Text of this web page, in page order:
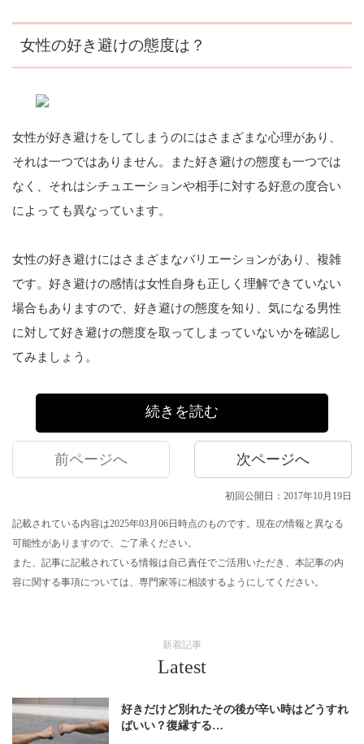
女性の好き避けの態度は？
女性が好き避けをしてしまうのにはさまざまな心理があり、
それは一つではありません。また好き避けの態度も一つでは
なく、それはシチュエーションや相手に対する好意の度合い
によっても異なっています。
女性の好き避けにはさまざまなバリエーションがあり、複雑
です。好き避けの感情は女性自身も正しく理解できていない
場合もありますので、好き避けの態度を知り、気になる男性
に対して好き避けの態度を取ってしまっていないかを確認し
てみましょう。
続きを読む
前ページへ 次ページへ
初回公開日：2017年10月19日
記載されている内容は2025年03月06日時点のものです。現在の情報と異なる
可能性がありますので、ご了承ください。
また、記事に記載されている情報は自己責任でご活用いただき、本記事の内
容に関する事項については、専門家等に相談するようにしてください。
新着記事
Latest
好きだけど別れたその後が辛い時はどうすれ
ばいい？復縁する…